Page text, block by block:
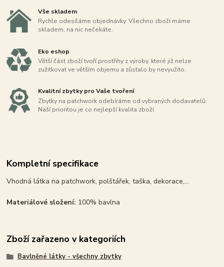
Vše skladem
Rychle odesíláme objednávky. Všechno zboží máme
skladem, na nic nečekáte.
Eko eshop
Větší část zboží tvoří prostřihy z výroby, které již nelze
zužitkovat ve větším objemu a zůstalo by nevyužito.
Kvalitní zbytky pro Vaše tvoření
Zbytky na patchwork odebíráme od vybraných dodavatelů.
Naší prioritou je co nejlepší kvalita zboží.
Kompletní specifikace
Vhodná látka na patchwork, polštářek, taška, dekorace,...
Materiálové složení: 100% bavlna
Zboží zařazeno v kategoriích
Bavlněné látky - všechny zbytky